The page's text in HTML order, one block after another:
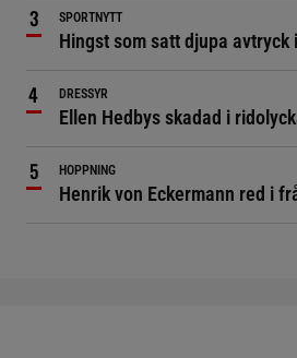
SPORTNYTT
Hingst som satt djupa avtryck
DRESSYR
Ellen Hedbys skadad i
HOPPNING
Henrik von Eckermann red i